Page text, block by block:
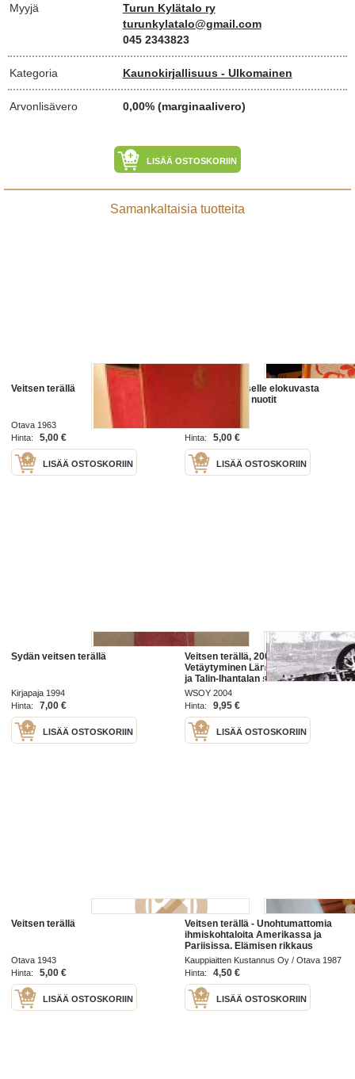
Myyjä
Turun Kylätalo ry
turunkylatalo@gmail.com
045 2343823
Kategoria Kaunokirjallisuus - Ulkomainen
Arvonlisävero 0,00% (marginaalivero)
LISÄÄ OSTOSKORIIN
Samankaltaisia tuotteita
Veitsen terällä
Otava 1963
Hinta:
5,00 €
LISÄÄ OSTOSKORIIN
Suzette Mam'selle elokuvasta
veitsen terällä nuotit
Hinta: 5,00 €
LISÄÄ OSTOSKORIIN
Sydän veitsen terällä
Kirjapaja 1994
Hinta:
7,00 €
LISÄÄ OSTOSKORIIN
Veitsen terällä, 2004 -
Vetäytyminen Länsi-Kannakselta
ja Talin-Ihantalan suurtaistelu
kesällä 1944. Suurteos
tilannekarttoineen kertoo tarkasti
suurtaistelun kulun
WSOY 2004
Hinta:
9,95 €
LISÄÄ OSTOSKORIIN
Veitsen terällä
Otava 1943
Hinta:
5,00 €
LISÄÄ OSTOSKORIIN
Veitsen terällä - Unohtumattomia
ihmiskohtaloita Amerikassa ja
Pariisissa. Elämisen rikkaus
mestarin kuvaamana!
Kauppiaitten Kustannus Oy / Otava 1987
Hinta:
4,50 €
LISÄÄ OSTOSKORIIN